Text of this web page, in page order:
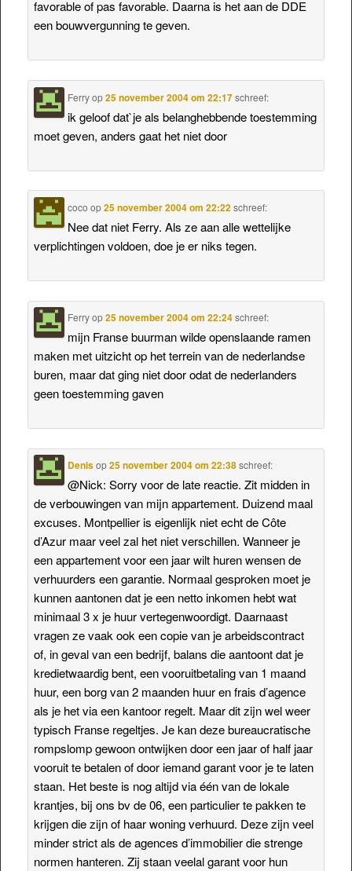
favorable of pas favorable. Daarna is het aan de DDE
een bouwvergunning te geven.
Ferryop25 november 2004 om 22:17 schreef:
ik geloof dat`je als belanghebbende toestemming
moet geven, anders gaat het niet door
coco op25 november 2004 om 22:22 schreef:
Nee dat niet Ferry. Als ze aan alle wettelijke
verplichtingen voldoen, doe je er niks tegen.
Ferryop25 november 2004 om 22:24 schreef:
mijn Franse buurman wilde openslaande ramen
maken met uitzicht op het terrein van de nederlandse
buren, maar dat ging niet door odat de nederlanders
geen toestemming gaven
Denisop25 november 2004 om 22:38 schreef:
@Nick: Sorry voor de late reactie. Zit midden in
de verbouwingen van mijn appartement. Duizend maal
excuses. Montpellier is eigenlijk niet echt de Côte
d’Azur maar veel zal het niet verschillen. Wanneer je
een appartement voor een jaar wilt huren wensen de
verhuurders een garantie. Normaal gesproken moet je
kunnen aantonen dat je een netto inkomen hebt wat
minimaal 3 x je huur vertegenwoordigt. Daarnaast
vragen ze vaak ook een copie van je arbeidscontract
of, in geval van een bedrijf, balans die aantoont dat je
kredietwaardig bent, een vooruitbetaling van 1 maand
huur, een borg van 2 maanden huur en frais d’agence
als je het via een kantoor regelt. Maar dit zijn wel weer
typisch Franse regeltjes. Je kan deze bureaucratische
rompslomp gewoon ontwijken door een jaar of half jaar
vooruit te betalen of door iemand garant voor je te laten
staan. Het beste is nog altijd via één van de lokale
krantjes, bij ons bv de 06, een particulier te pakken te
krijgen die zijn of haar woning verhuurd. Deze zijn veel
minder strict als de agences d’immobilier die strenge
normen hanteren. Zij staan veelal garant voor hun